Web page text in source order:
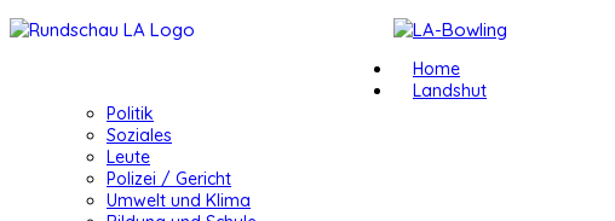
Home
Landshut
Politik
Soziales
Leute
Polizei / Gericht
Umwelt und Klima